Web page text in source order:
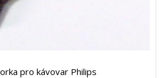
pro kávovar Philips